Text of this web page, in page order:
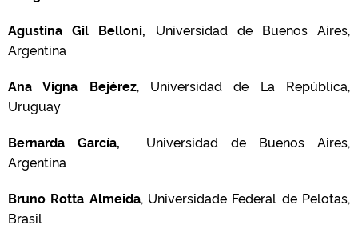
Agustina Gil Belloni, Universidad de Buenos Aires,
Argentina
Ana Vigna Bejérez, Universidad de La República,
Uruguay
Bernarda García, Universidad de Buenos Aires,
Argentina
Bruno Rotta Almeida, Universidade Federal de Pelotas,
Brasil